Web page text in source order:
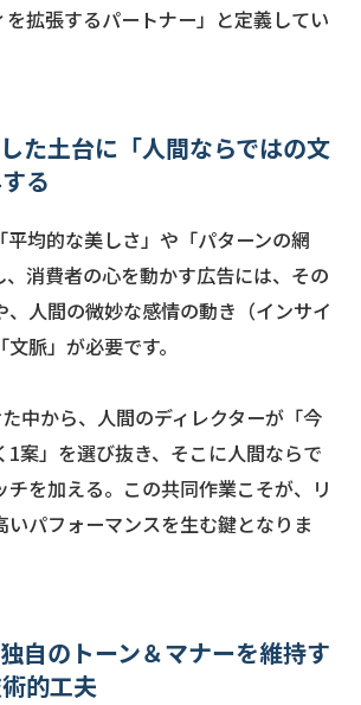
を拡張するパートナー」と定義してい
た土台に「人間ならではの文
る
均的な美しさ」や「パターンの網
、消費者の心を動かす広告には、その
、人間の微妙な感情の動き（インサイ
脈」が必要です。
中から、人間のディレクターが「今
1案」を選び抜き、そこに人間ならで
チを加える。この共同作業こそが、リ
いパフォーマンスを生む鍵となりま
自のトーン＆マナーを維持す
的工夫